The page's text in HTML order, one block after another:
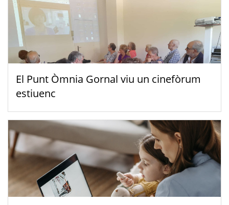
El Punt Òmnia Gornal viu un cinefòrum
estiuenc